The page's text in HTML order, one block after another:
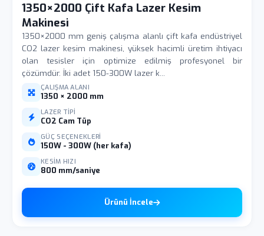
1350×2000 Çift Kafa Lazer Kesim
Makinesi
1350×2000 mm geniş çalışma alanlı çift kafa endüstriyel
CO2 lazer kesim makinesi, yüksek hacimli üretim ihtiyacı
olan tesisler için optimize edilmiş profesyonel bir
çözümdür. İki adet 150-300W lazer k...
ÇALIŞMA ALANI
1350 × 2000 mm
LAZER TIPI
CO2 Cam Tüp
GÜÇ SEÇENEKLERI
150W - 300W (her kafa)
KESIM HIZI
800 mm/saniye
Ürünü İncele